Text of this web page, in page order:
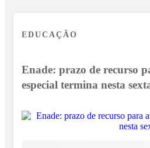
EDUCAÇÃO
Enade: prazo de recurso
especial termina nesta